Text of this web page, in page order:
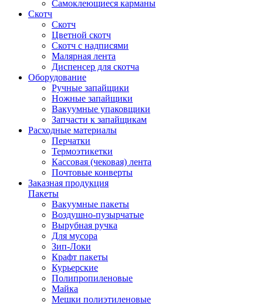
Самоклеющиеся карманы
Скотч
Скотч
Цветной скотч
Скотч с надписями
Малярная лента
Диспенсер для скотча
Оборудование
Ручные запайщики
Ножные запайщики
Вакуумные упаковщики
Запчасти к запайщикам
Расходные материалы
Перчатки
Термоэтикетки
Кассовая (чековая) лента
Почтовые конверты
Заказная продукция
Пакеты
Вакуумные пакеты
Воздушно-пузырчатые
Вырубная ручка
Для мусора
Зип-Локи
Крафт пакеты
Курьерские
Полипропиленовые
Майка
Мешки полиэтиленовые